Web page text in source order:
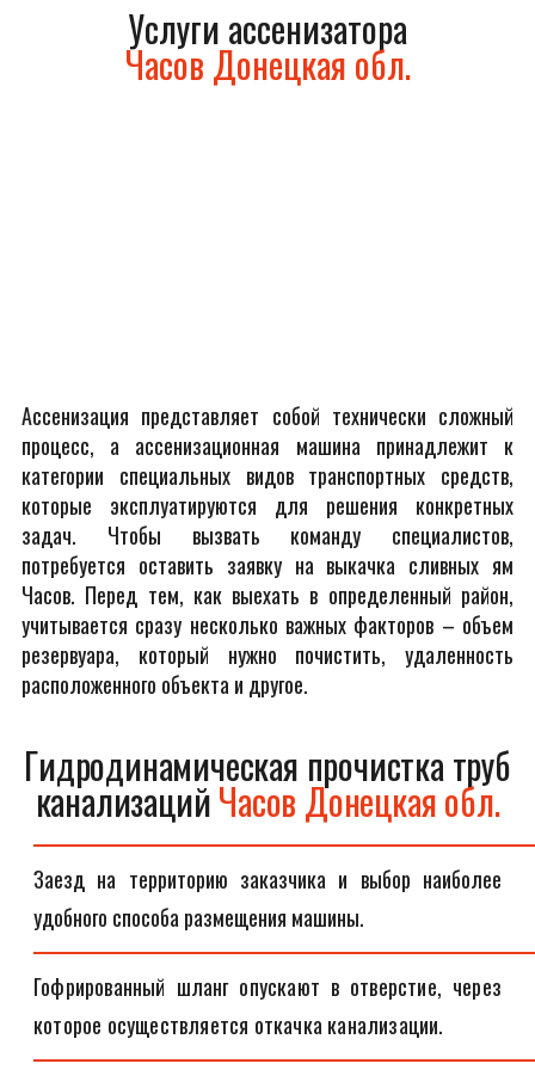
Услуги ассенизатора
Часов Донецкая обл.
Ассенизация представляет собой технически сложный
процесс, а ассенизационная машина принадлежит к
категории специальных видов транспортных средств,
которые эксплуатируются для решения конкретных
задач. Чтобы вызвать команду специалистов,
потребуется оставить заявку на выкачка сливных ям
Часов. Перед тем, как выехать в определенный район,
учитывается сразу несколько важных факторов – объем
резервуара, который нужно почистить, удаленность
расположенного объекта и другое.
Гидродинамическая прочистка труб
канализацийЧасов Донецкая обл.
Заезд на территорию заказчика и выбор наиболее
удобного способа размещения машины.
Гофрированный шланг опускают в отверстие, через
которое осуществляется откачка канализации.